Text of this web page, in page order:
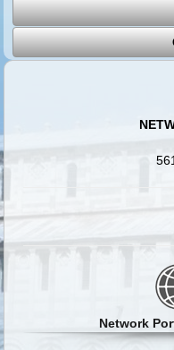
Network